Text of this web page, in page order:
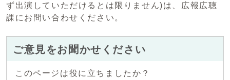
ず出演していただけるとは限りません)は、広報広聴
課にお問い合わせください。
ご意見をお聞かせください
このページは役に立ちましたか？